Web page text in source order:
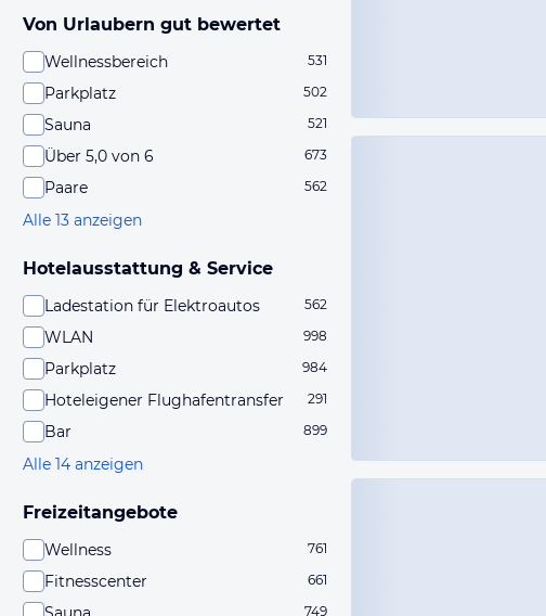
Von Urlaubern gut bewertet
Wellnessbereich 531
Parkplatz 502
Sauna 521
Über 5,0 von 6 673
Paare 562
Alle 13 anzeigen
Hotelausstattung & Service
Ladestation für Elektroautos 562
WLAN 998
Parkplatz 984
Hoteleigener Flughafentransfer 291
Bar 899
Alle 14 anzeigen
Freizeitangebote
Wellness 761
Fitnesscenter 661
749